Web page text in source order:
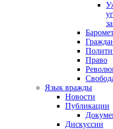
Право
Язык вражды
Новости
Публикации
Дискуссии